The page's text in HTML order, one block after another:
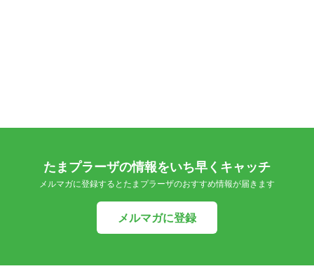
たまプラーザの情報をいち早くキャッチ
メルマガに登録するとたまプラーザのおすすめ情報が届きます
メルマガに登録